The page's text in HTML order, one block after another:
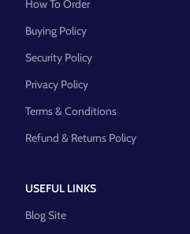
How To Order
Buying Policy
Security Policy
Privacy Policy
Terms & Conditions
Refund & Returns Policy
USEFUL LINKS
Blog Site